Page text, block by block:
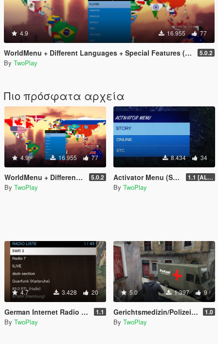
4.9 16.955 77
WorldMenu + Different Languages + Special Features (Trainer) 5.0.2
By TwoPlay
Πιο πρόσφατα αρχεία
4.9 16.955 77
WorldMenu + Different Languages + Special Features (Trainer) 5.0.2
By TwoPlay
8.434 34
Activator Menu (Special Location) 1.1 [ALPHA]
By TwoPlay
4.7 3.428 20
German Internet Radio (DE + AT + CH Sender) 1.1
By TwoPlay
5.0 1.397 9
Gerichtsmedizin/Polizei (Coroner/Police) Boxville3 1.0
By TwoPlay